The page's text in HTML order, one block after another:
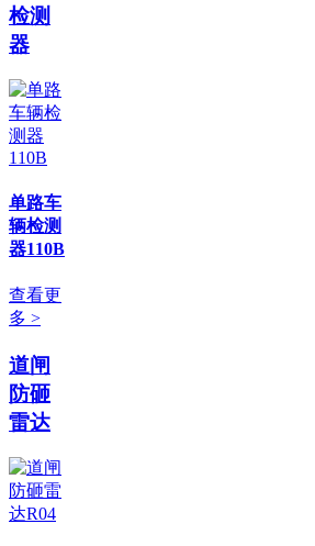
检测
器
单路车
辆检测
器110B
查看更
多 >
道闸
防砸
雷达